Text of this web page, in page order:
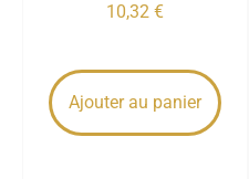
10,32 €
Ajouter au panier